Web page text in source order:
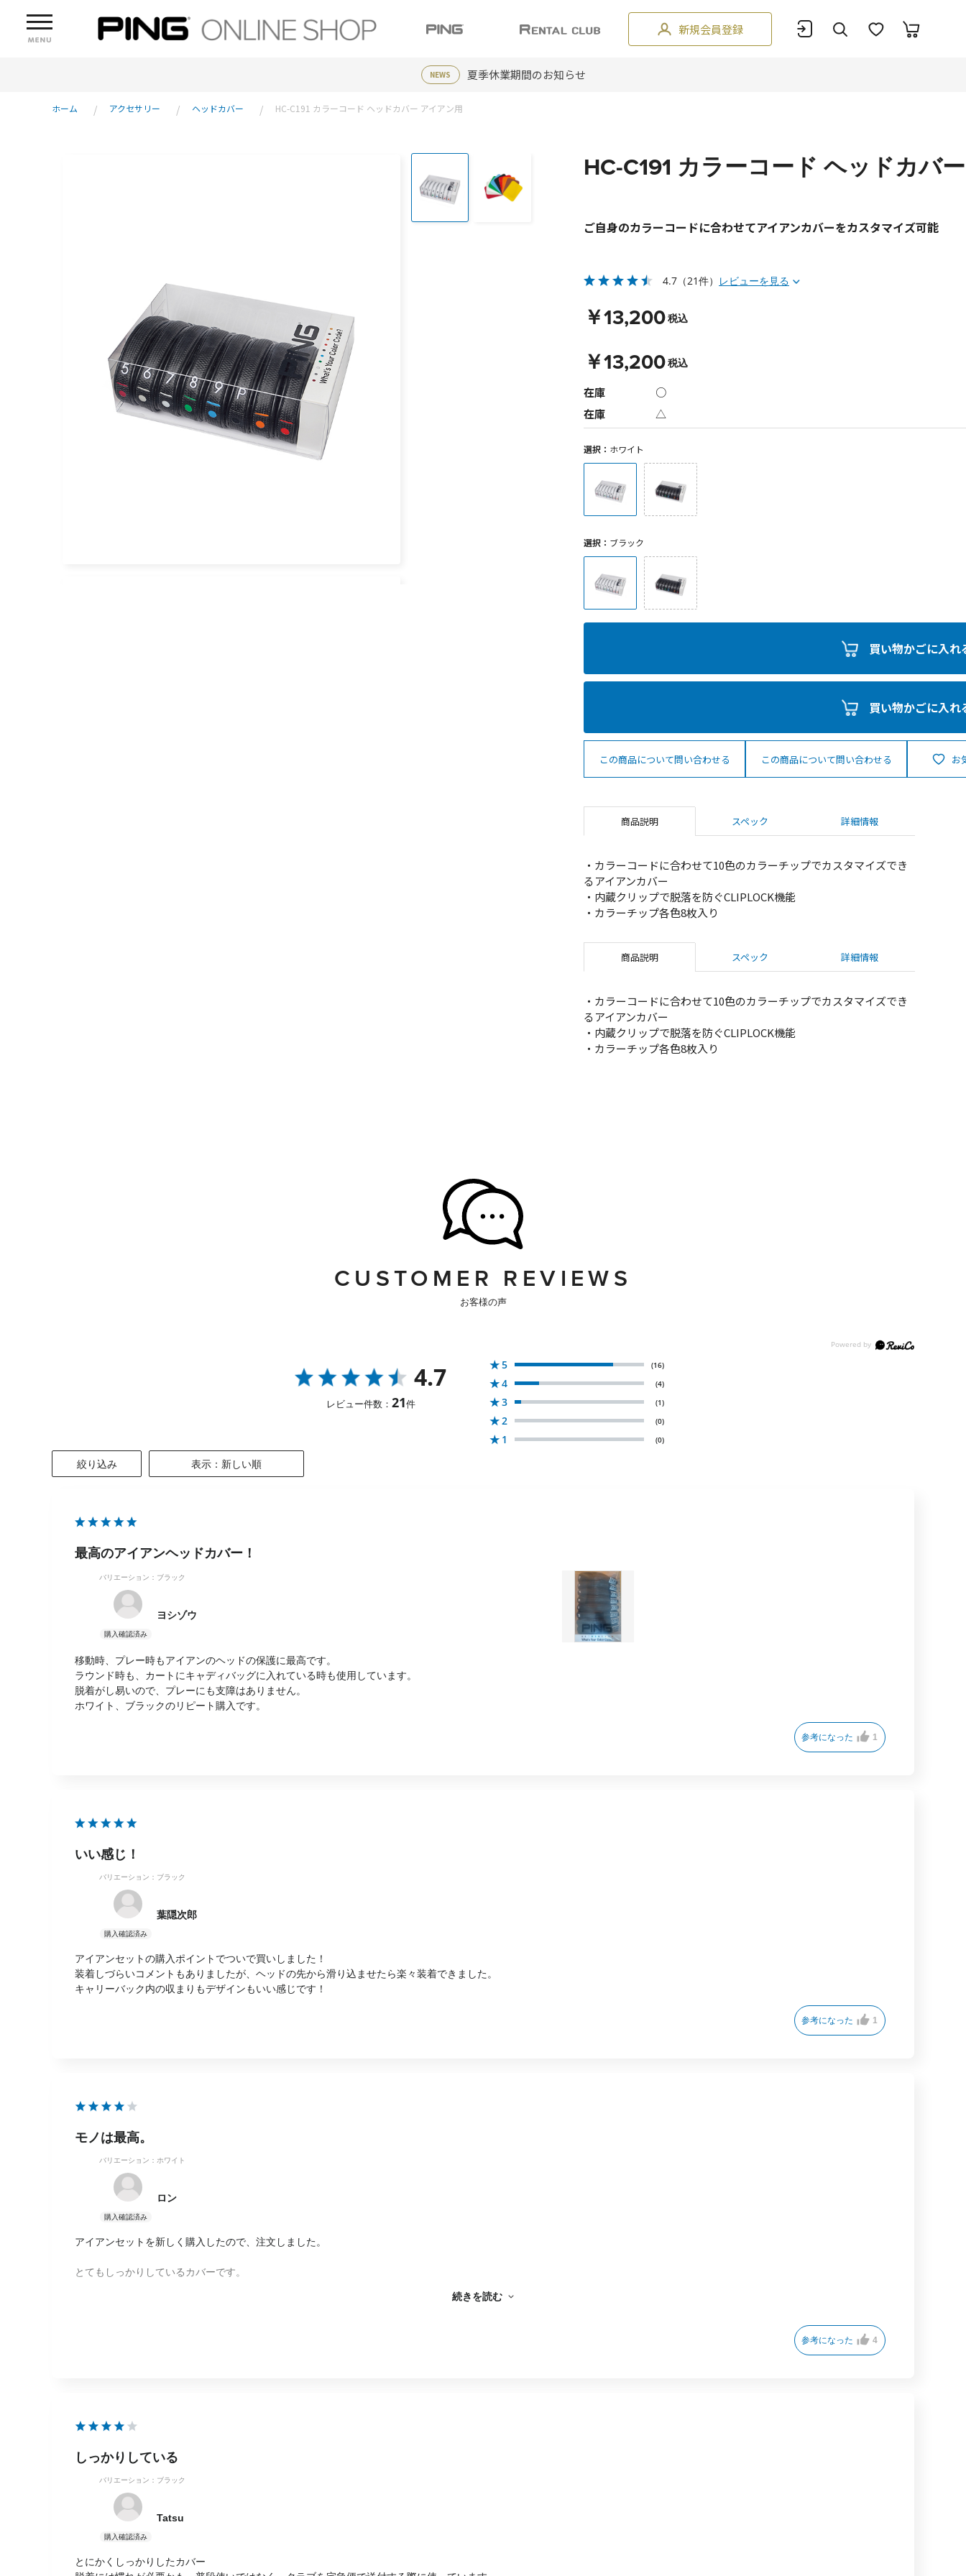
新規会員登録
NEWS 夏季休業期間のお知らせ
ホーム アクセサリー ヘッドカバー HC-C191 カラーコード ヘッドカバー アイアン用
ご自身のカラーコードに合わせてアイアンカバーをカスタマイズ可能
HC-C191 カラーコード ヘッドカバ
在庫
○
在庫
△
￥13,200税込
￥13,200税込
選択： ホワイト
選択： ブラック
買い物かごに入れ
買い物かごに入れ
この商品について問い合わせる この商品について問い合わせる お
4.7 （21件） レビューを見る
商品説明 スペック 詳細情報
・カラーコードに合わせて10色のカラーチップでカスタマイズでき
るアイアンカバー
・内蔵クリップで脱落を防ぐCLIPLOCK機能
・カラーチップ各色8枚入り
商品説明 スペック 詳細情報
・カラーコードに合わせて10色のカラーチップでカスタマイズでき
るアイアンカバー
・内蔵クリップで脱落を防ぐCLIPLOCK機能
・カラーチップ各色8枚入り
CUSTOMER REVIEWS
お客様の声
4.7
レビュー件数： 21件
★5 (16)
★4 (4)
★3 (1)
★2 (0)
★ 1 (0)
絞り込み 表示：新しい順
最高のアイアンヘッドカバー！
バリエーション：ブラック
ヨシゾウ
移動時、プレー時もアイアンのヘッドの保護に最高です。
ラウンド時も、カートにキャディバッグに入れている時も使用しています。
脱着がし易いので、プレーにも支障はありません。
ホワイト、ブラックのリピート購入です。
参考になった 1
いい感じ！
バリエーション：ブラック
葉隠次郎
アイアンセットの購入ポイントでついで買いしました！
装着しづらいコメントもありましたが、ヘッドの先から滑り込ませたら楽々装着できました。
キャリーバック内の収まりもデザインもいい感じです！
参考になった 1
モノは最高。
バリエーション：ホワイト
ロン
アイアンセットを新しく購入したので、注文しました。
とてもしっかりしているカバーです。
続きを読む
参考になった 4
しっかりしている
バリエーション：ブラック
Tatsu
とにかくしっかりしたカバー